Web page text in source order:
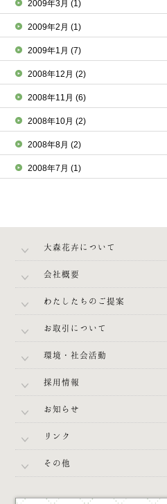
2009年3月(1)
2009年2月(1)
2009年1月(7)
2008年12月(2)
2008年11月(6)
2008年10月(2)
2008年8月(2)
2008年7月(1)
大森花卉について
会社概要
わたしたちのご提案
お取引について
環境・社会活動
採用情報
お知らせ
リンク
その他